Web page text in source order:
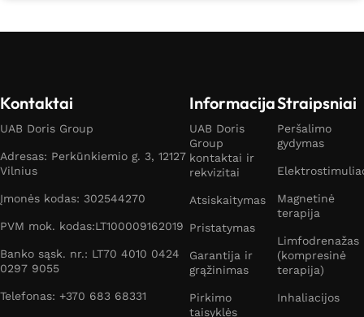
Kontaktai
UAB Doris Group
Adresas: Perkūnkiemio g. 3, 12127
Vilnius
Įmonės kodas: 302544270
PVM mok. kodas:LT100009162019
Banko sąsk. nr.: LT70 4010 0424
0297 9055
Telefonas: +370 683 68331
Informacija
UAB Doris
Group
kontaktai ir
rekvizitai
Atsiskaitymas
Pristatymas
Garantija ir
grąžinimas
Pirkimo
taisyklės
Straipsniai
Peršalimo
gydymas
Magnetinė
terapija
Limfodrenažas
(kompresinė
terapija)
Inhaliacijos